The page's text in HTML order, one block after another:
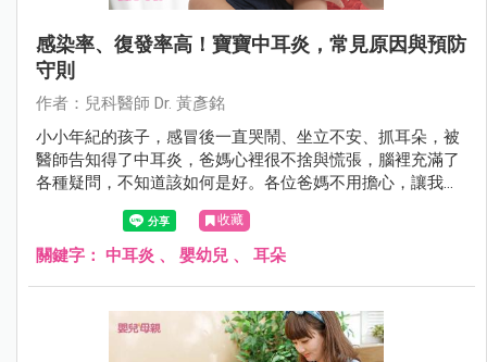
感染率、復發率高！寶寶中耳炎，常見原因與預防
守則
作者：兒科醫師 Dr. 黃彥銘
小小年紀的孩子，感冒後一直哭鬧、坐立不安、抓耳朵，被
醫師告知得了中耳炎，爸媽心裡很不捨與慌張，腦裡充滿了
各種疑問，不知道該如何是好。各位爸媽不用擔心，讓我們
一起來了解中耳炎，並且知道該怎麼好好幫助寶寶。
收藏
關鍵字： 中耳炎 、 嬰幼兒 、 耳朵